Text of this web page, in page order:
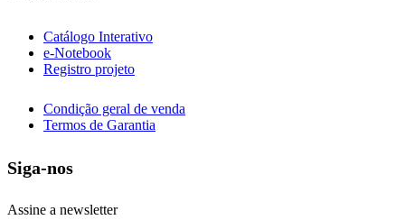
Catálogo Interativo
e-Notebook
Registro projeto
Condição geral de venda
Termos de Garantia
Siga-nos
Assine a newsletter